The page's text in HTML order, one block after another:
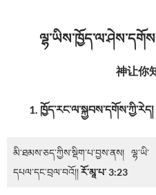
神让你
1.
མི་ཐམས་ཅད་ཀྱིས་སྡིག་པ་བྱས་ནས། ལྷ་ཡི་
དཔལ་དང་བྲལ་བའོ།།རོ་མཱ་པ་3:23